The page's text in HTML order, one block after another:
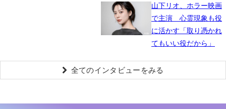
山下リオ、ホラー映画
で主演 心霊現象も役
に活かす「取り憑かれ
てもいい役だから」
全てのインタビューをみる